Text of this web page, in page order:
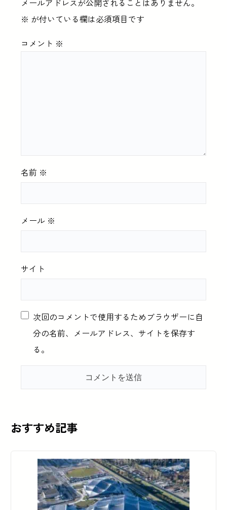
メールアドレスが公開されることはありません。
※ が付いている欄は必須項目です
コメント ※
名前 ※
メール ※
サイト
次回のコメントで使用するためブラウザーに自
分の名前、メールアドレス、サイトを保存す
る。
おすすめ記事